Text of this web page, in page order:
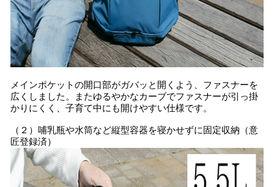
メインポケットの開口部がガバッと開くよう、ファスナーを
広くしました。またゆるやかなカーブでファスナーが引っ掛
かりにくく、子育て中にも開けやすい仕様です。
（２）哺乳瓶や水筒など縦型容器を寝かせずに固定収納（意
匠登録済）